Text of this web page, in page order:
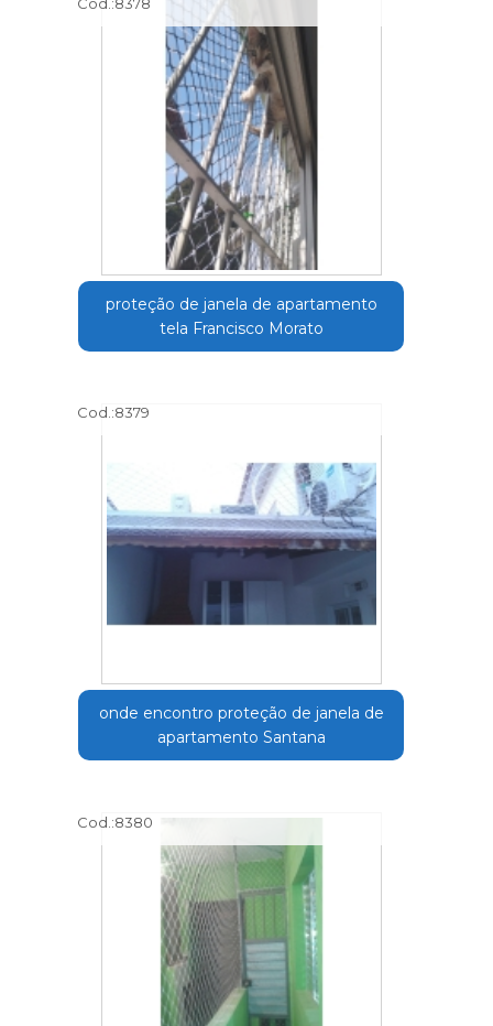
proteção de janela de apartamento
tela Francisco Morato
Cod.:8379
onde encontro proteção de janela de
apartamento Santana
Cod.:8380